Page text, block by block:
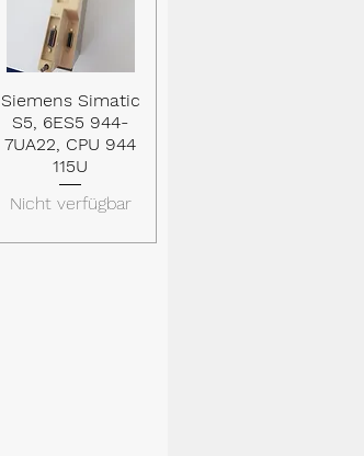
Schnellansicht
Siemens Simatic
S5, 6ES5 944-
7UA22, CPU 944
115U
Nicht verfügbar